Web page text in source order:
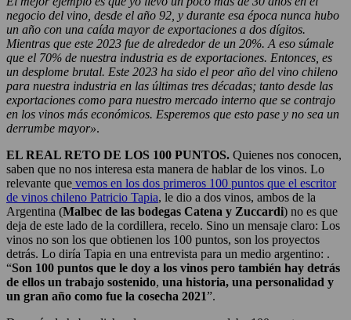
negocio del vino, desde el año 92, y durante esa época nunca hubo
un año con una caída mayor de exportaciones a dos dígitos.
Mientras que este 2023 fue de alrededor de un 20%. A eso súmale
que el 70% de nuestra industria es de exportaciones. Entonces, es
un desplome brutal. Este 2023 ha sido el peor año del vino chileno
para nuestra industria en las últimas tres décadas; tanto desde las
exportaciones como para nuestro mercado interno que se contrajo
en los vinos más económicos. Esperemos que esto pase y no sea un
derrumbe mayor».
EL REAL RETO DE LOS 100 PUNTOS. Quienes nos conocen,
saben que no nos interesa esta manera de hablar de los vinos. Lo
relevante que vemos en los dos primeros 100 puntos que el escritor
de vinos chileno Patricio Tapia, le dio a dos vinos, ambos de la
Argentina (Malbec de las bodegas Catena y Zuccardi) no es que
deja de este lado de la cordillera, recelo. Sino un mensaje claro: Los
vinos no son los que obtienen los 100 puntos, son los proyectos
detrás. Lo diría Tapia en una entrevista para un medio argentino: .
“Son 100 puntos que le doy a los vinos pero también hay detrás
de ellos un trabajo sostenido, una historia, una personalidad y
un gran año como fue la cosecha 2021”.